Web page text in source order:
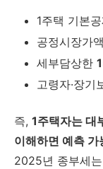
1주택 기본
공정시장가
세부담상한
고령자·장기
즉, 1주택자는 대
이해하면 예측 가
2025년 종부세